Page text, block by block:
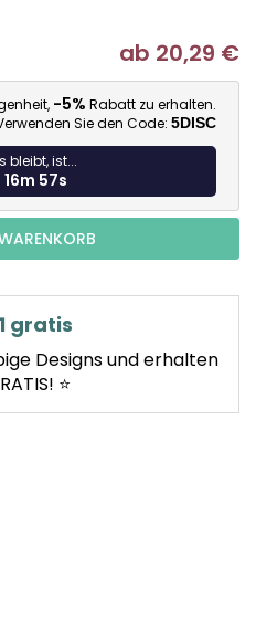
ab 20,29 €
-5% Rabatt zu erhalten.
Sie den Code: 5DISC
bleibt, ist...
16m 56s
gratis
Designs und erhalten
⭐